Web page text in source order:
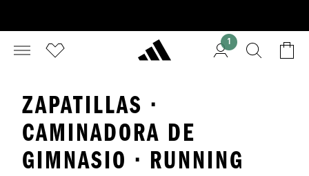
1
ZAPATILLAS ·
CAMINADORA DE
GIMNASIO · RUNNING